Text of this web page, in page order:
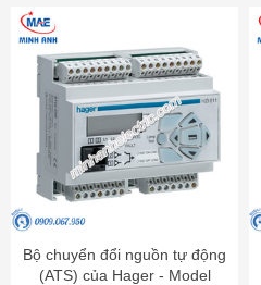
Bộ chuyển đổi nguồn tự động
(ATS) của Hager - Model